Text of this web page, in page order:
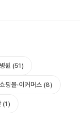
원 (51)
쇼핑몰·이커머스 (8)
(1)